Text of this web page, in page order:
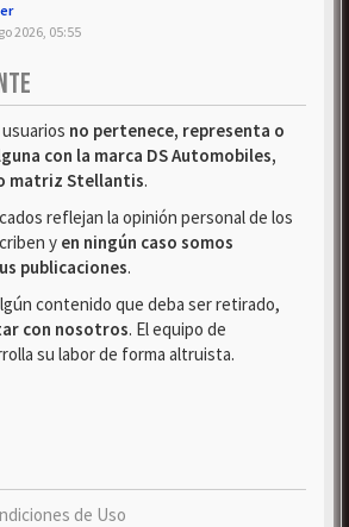
2026, 05:55
no pertenece, representa o
con la marca DS Automobiles,
matriz Stellantis.
reflejan la opinión personal de los
y en ningún caso somos
publicaciones.
contenido que deba ser retirado,
con nosotros. El equipo de
su labor de forma altruista.
de Uso